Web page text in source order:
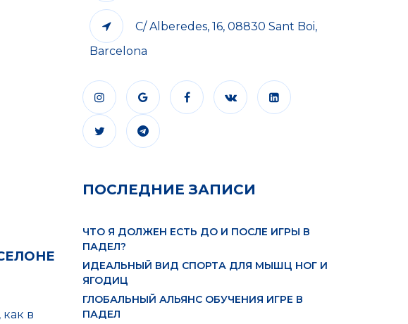
в
C/ Alberedes, 16, 08830 Sant Boi,
Barcelona
ПОСЛЕДНИЕ ЗАПИСИ
ЧТО Я ДОЛЖЕН ЕСТЬ ДО И ПОСЛЕ ИГРЫ В
ПАДЕЛ?
ИДЕАЛЬНЫЙ ВИД СПОРТА ДЛЯ МЫШЦ НОГ И
ЯГОДИЦ
ГЛОБАЛЬНЫЙ АЛЬЯНС ОБУЧЕНИЯ ИГРЕ В
ПАДЕЛ